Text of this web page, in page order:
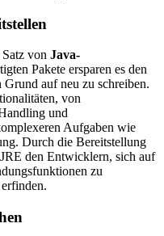
von Java-
Pakete ersparen es den
auf neu zu schreiben.
von
und
Aufgaben wie
Durch die Bereitstellung
den Entwicklern, sich auf
zu